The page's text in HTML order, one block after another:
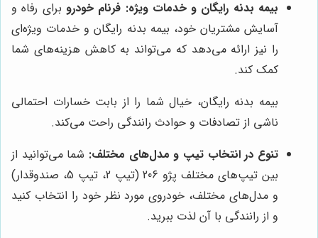
بیمه بدنه رایگان و خدمات ویژه: فرنام خودرو برای رفاه و
آسایش مشتریان خود، بیمه بدنه رایگان و خدمات ویژه‌ای
را نیز ارائه می‌دهد که می‌تواند به کاهش هزینه‌های شما
کمک کند.
بیمه بدنه رایگان، خیال شما را از بابت خسارات احتمالی
ناشی از تصادفات و حوادث رانندگی راحت می‌کند.
تنوع در انتخاب تیپ و مدل‌های مختلف: شما می‌توانید از
بین تیپ‌های مختلف پژو 206 (تیپ 2، تیپ 5، صندوقدار)
و مدل‌های مختلف، خودروی مورد نظر خود را انتخاب کنید
و از رانندگی با آن لذت ببرید.